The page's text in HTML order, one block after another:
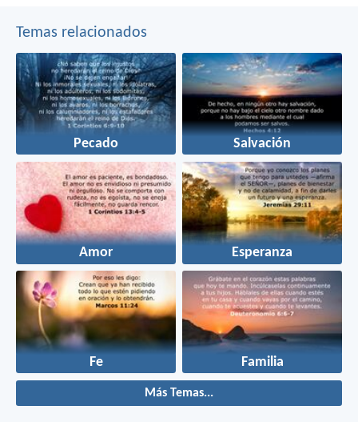
Temas relacionados
Pecado Salvación
Amor Esperanza
Fe Familia
Más Temas...